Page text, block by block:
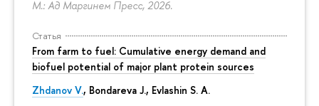
М.: Ад Маргинем Пресс, 2026.
Статья
From farm to fuel: Cumulative energy demand and
biofuel potential of major plant protein sources
Zhdanov V., Bondareva J., Evlashin S. A.